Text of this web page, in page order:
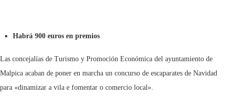
Habrá 900 euros en premios
Las concejalías de Turismo y Promoción Económica del ayuntamiento de
Malpica acaban de poner en marcha un concurso de escaparates de Navidad
para «dinamizar a vila e fomentar o comercio local».